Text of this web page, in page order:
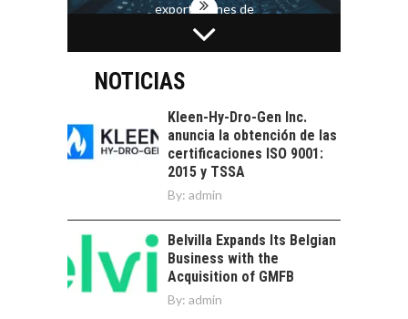
exportaciones de
servicios digitales en
Chile:…
TURISMO EN EL
DESIERTO DE
ATACAMA:
OPORTUNIDADES
PARA EL
DESARROLLO LOCAL
El Desierto de
Atacama: Motor
Estratégico para el
LA INDUSTRIA
FRENTE AL DESAFÍO
DE LA
SOSTENIBILIDAD
Minería chilena: un
NOTICIAS
Kleen-Hy-Dro-Gen Inc.
anuncia la obtención de las
certificaciones ISO 9001:
2015 y TSSA
By: admin
Belvilla Expands Its Belgian
Business with the
Acquisition of GMFB
By: admin